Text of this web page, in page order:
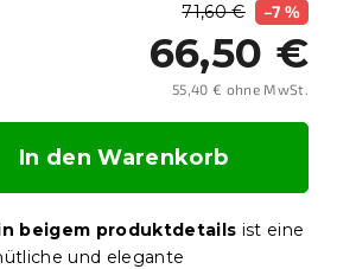
71,60 € –7 %
66,50 €
55,40 € ohne MwSt.
In den Warenkorb
in beigem produktdetails ist eine
und elegante